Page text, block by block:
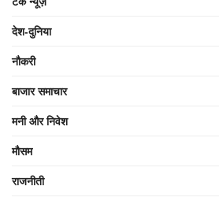
देश-दुनिया
नौकरी
बाजार समाचार
मनी और निवेश
मौसम
राजनीती